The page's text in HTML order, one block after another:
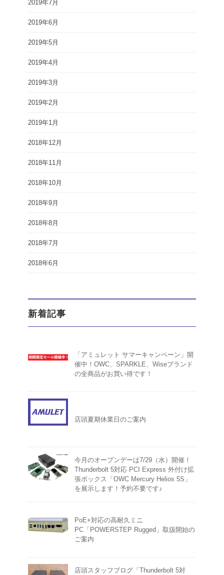
2019年7月
2019年6月
2019年5月
2019年4月
2019年3月
2019年2月
2019年1月
2018年12月
2018年11月
2018年10月
2018年9月
2018年8月
2018年7月
2018年6月
新着記事
「アミュレット サマーキャンペーン」開
催中！OWC、SPARKLE、Wiseブランド
の全商品がお買い得です！
店頭夏期休業日のご案内
今月のオープンデーは7/29（水）開催！
Thunderbolt 5対応 PCI Express 外付け拡
張ボックス「OWC Mercury Helios 5S」
を展示します！予約不要です♪
PoE+対応の高耐久ミニ
PC「POWERSTEP Rugged」取扱開始の
ご案内
店頭スタッフブログ「Thunderbolt 5対